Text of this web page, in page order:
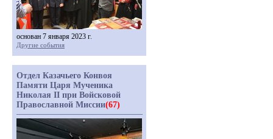
основан 7 января 2023 г.
Другие события
Отдел Казачьего Конвоя
Памяти Царя Мученика
Николая II при Войсковой
Православной Миссии(67)